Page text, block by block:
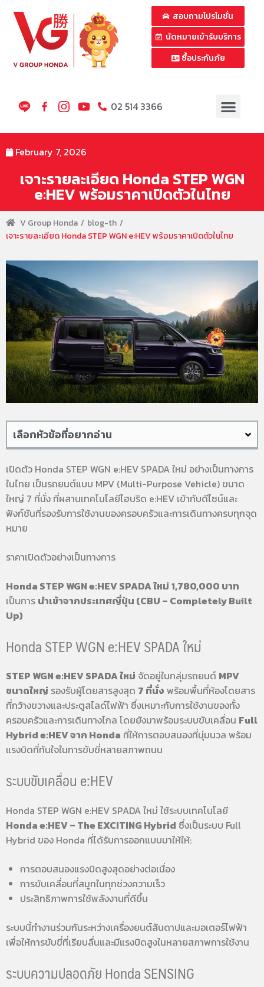
สอบถามโปรโมชั่น
นัดหมายเข้ารับบริการ
ซื้อประกันภัย
02 514 3366
February 7, 2026
เจาะรายละเอียด Honda STEP WGN
e:HEV พร้อมราคาเปิดตัวในไทย
V Group Honda
blog-th
เจาะรายละเอียด Honda STEP WGN e:HEV พร้อมราคาเปิดตัวในไทย
เลือกหัวข้อที่อยากอ่าน
เปิดตัว Honda STEP WGN e:HEV SPADA ใหม่ อย่างเป็นทางการ
ในไทย เป็นรถยนต์แบบ MPV (Multi-Purpose Vehicle) ขนาด
ใหญ่ 7 ที่นั่ง ที่ผสานเทคโนโลยีไฮบริด e:HEV เข้ากับดีไซน์และ
ฟังก์ชันที่รองรับการใช้งานของครอบครัวและการเดินทางครบทุกจุด
หมาย
ราคาเปิดตัวอย่างเป็นทางการ
Honda STEP WGN e:HEV SPADA ใหม่ 1,780,000 บาท
เป็นการ นำเข้าจากประเทศญี่ปุ่น (CBU – Completely Built
Up)
Honda STEP WGN e:HEV SPADA ใหม่
STEP WGN e:HEV SPADA ใหม่ จัดอยู่ในกลุ่มรถยนต์ MPV
ขนาดใหญ่ รองรับผู้โดยสารสูงสุด 7 ที่นั่ง พร้อมพื้นที่ห้องโดยสาร
ที่กว้างขวางและประตูสไลด์ไฟฟ้า ซึ่งเหมาะกับการใช้งานของทั้ง
ครอบครัวและการเดินทางไกล โดยยังมาพร้อมระบบขับเคลื่อน Full
Hybrid e:HEV จาก Honda ที่ให้การตอบสนองที่นุ่มนวล พร้อม
แรงบิดที่ทันใจในการขับขี่หลายสภาพถนน
ระบบขับเคลื่อน e:HEV
Honda STEP WGN e:HEV SPADA ใหม่ ใช้ระบบเทคโนโลยี
Honda e:HEV – The EXCITING Hybrid ซึ่งเป็นระบบ Full
Hybrid ของ Honda ที่ได้รับการออกแบบมาให้ให้:
การตอบสนองแรงบิดสูงสุดอย่างต่อเนื่อง
การขับเคลื่อนที่สมูทในทุกช่วงความเร็ว
ประสิทธิภาพการใช้พลังงานที่ดีขึ้น
ระบบนี้ทำงานร่วมกันระหว่างเครื่องยนต์สันดาปและมอเตอร์ไฟฟ้า
เพื่อให้การขับขี่ที่เรียบลื่นและมีแรงบิดสูงในหลายสภาพการใช้งาน
ระบบความปลอดภัย Honda SENSING